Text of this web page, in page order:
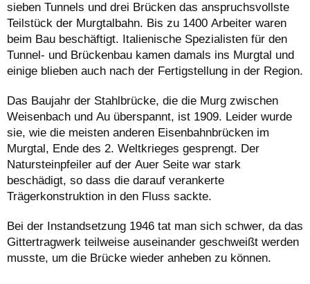
sieben Tunnels und drei Brücken das anspruchsvollste
Teilstück der Murgtalbahn. Bis zu 1400 Arbeiter waren
beim Bau beschäftigt. Italienische Spezialisten für den
Tunnel- und Brückenbau kamen damals ins Murgtal und
einige blieben auch nach der Fertigstellung in der Region.
Das Baujahr der Stahlbrücke, die die Murg zwischen
Weisenbach und Au überspannt, ist 1909. Leider wurde
sie, wie die meisten anderen Eisenbahnbrücken im
Murgtal, Ende des 2. Weltkrieges gesprengt. Der
Natursteinpfeiler auf der Auer Seite war stark
beschädigt, so dass die darauf verankerte
Trägerkonstruktion in den Fluss sackte.
Bei der Instandsetzung 1946 tat man sich schwer, da das
Gittertragwerk teilweise auseinander geschweißt werden
musste, um die Brücke wieder anheben zu können.